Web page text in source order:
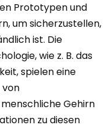
Prototypen und
um sicherzustellen,
ist. Die
wie z. B. das
spielen eine
von
Gehirn
zu diesen